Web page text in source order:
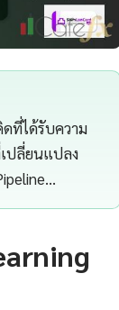
ดที่ได้รับความ
ปลี่ยนแปลง